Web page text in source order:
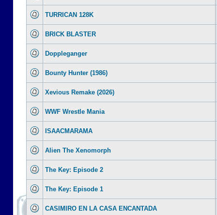
TURRICAN 128K
BRICK BLASTER
Doppleganger
Bounty Hunter (1986)
Xevious Remake (2026)
WWF Wrestle Mania
ISAACMARAMA
Alien The Xenomorph
The Key: Episode 2
The Key: Episode 1
CASIMIRO EN LA CASA ENCANTADA